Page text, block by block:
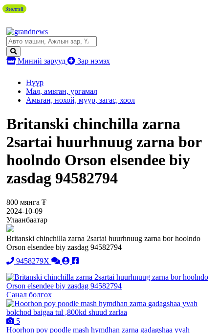
Миний зарууд Зар нэмэх
Нүүр
Мал, амьтан, ургамал
Амьтан, нохой, муур, загас, хоол
Britanski chinchilla zarna
2sartai huurhnuug zarna bor
hoolndo Orson elsendee biy
zasdag 94582794
800 мянга ₮
2024-10-09
Улаанбаатар
Britanski chinchilla zarna 2sartai huurhnuug zarna bor hoolndo
Orson elsendee biy zasdag 94582794
9458279X
Санал болгох
5
Hoorhon poy poodle mash hymdhan zarna gadagshaa yvah
Зээлтэй